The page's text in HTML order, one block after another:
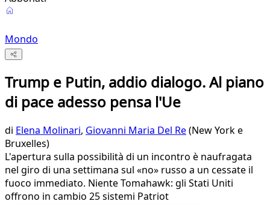
Mondo
Trump e Putin, addio dialogo. Al piano
di pace adesso pensa l'Ue
di Elena Molinari, Giovanni Maria Del Re(New York e
Bruxelles)
L'apertura sulla possibilità di un incontro è naufragata
nel giro di una settimana sul «no» russo a un cessate il
fuoco immediato. Niente Tomahawk: gli Stati Uniti
offrono in cambio 25 sistemi Patriot